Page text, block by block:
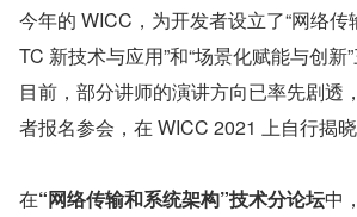
今年的 WICC，为开发者设立了“网络传
TC 新技术与应用”和“场景化赋能与创新”
目前，部分讲师的演讲方向已率先剧透
者报名参会，在 WICC 2021 上自行揭晓
在“网络传输和系统架构”技术分论坛中